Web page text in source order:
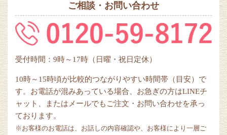
ご相談・お問い合わせ
受付時間：9時～17時（日曜・祝日定休）
10時～15時頃が比較的つながりやすい時間帯（目安）で
す。お電話が混みあっている場合、お急ぎの方はLINEチ
ャット、またはメールでもご注文・お問い合わせを承っ
ております。
※お客様のお電話は、お話しの内容確認や、お客様により一層ご